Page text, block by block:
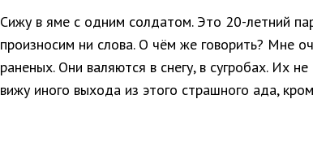
Сижу в яме с одним солдатом. Это 20-летний
произносим ни слова. О чём же говорить? Мне
раненых. Они валяются в снегу, в сугробах. Их
вижу иного выхода из этого страшного ада,